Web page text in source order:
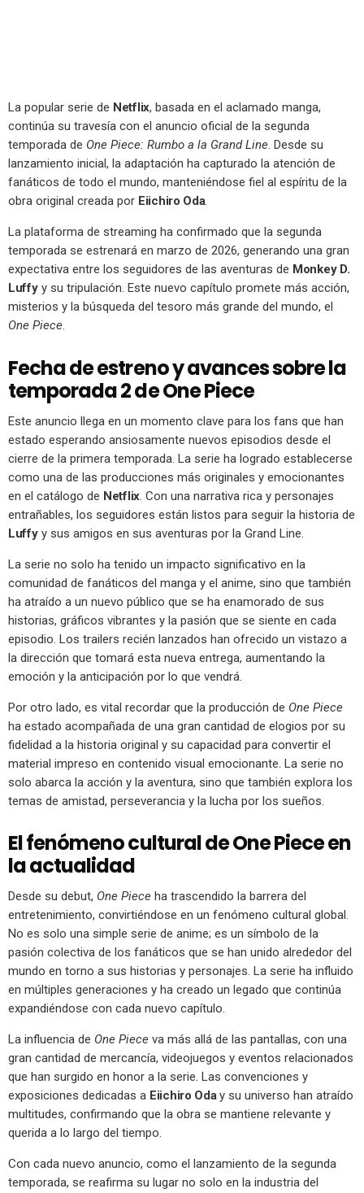
La popular serie de Netflix, basada en el aclamado manga,
continúa su travesía con el anuncio oficial de la segunda
temporada de One Piece: Rumbo a la Grand Line. Desde su
lanzamiento inicial, la adaptación ha capturado la atención de
fanáticos de todo el mundo, manteniéndose fiel al espíritu de la
obra original creada por Eiichiro Oda.
La plataforma de streaming ha confirmado que la segunda
temporada se estrenará en marzo de 2026, generando una gran
expectativa entre los seguidores de las aventuras de Monkey D.
Luffyy su tripulación. Este nuevo capítulo promete más acción,
misterios y la búsqueda del tesoro más grande del mundo, el
One Piece.
Fecha de estreno y avances sobre la
temporada 2 de One Piece
Este anuncio llega en un momento clave para los fans que han
estado esperando ansiosamente nuevos episodios desde el
cierre de la primera temporada. La serie ha logrado establecerse
como una de las producciones más originales y emocionantes
en el catálogo de Netflix. Con una narrativa rica y personajes
entrañables, los seguidores están listos para seguir la historia de
Luffyy sus amigos en sus aventuras por la Grand Line.
La serie no solo ha tenido un impacto significativo en la
comunidad de fanáticos del manga y el anime, sino que también
ha atraído a un nuevo público que se ha enamorado de sus
historias, gráficos vibrantes y la pasión que se siente en cada
episodio. Los trailers recién lanzados han ofrecido un vistazo a
la dirección que tomará esta nueva entrega, aumentando la
emoción y la anticipación por lo que vendrá.
Por otro lado, es vital recordar que la producción de One Piece
ha estado acompañada de una gran cantidad de elogios por su
fidelidad a la historia original y su capacidad para convertir el
material impreso en contenido visual emocionante. La serie no
solo abarca la acción y la aventura, sino que también explora los
temas de amistad, perseverancia y la lucha por los sueños.
El fenómeno cultural de One Piece en
la actualidad
Desde su debut, One Piece ha trascendido la barrera del
entretenimiento, convirtiéndose en un fenómeno cultural global.
No es solo una simple serie de anime; es un símbolo de la
pasión colectiva de los fanáticos que se han unido alrededor del
mundo en torno a sus historias y personajes. La serie ha influido
en múltiples generaciones y ha creado un legado que continúa
expandiéndose con cada nuevo capítulo.
La influencia de One Piece va más allá de las pantallas, con una
gran cantidad de mercancía, videojuegos y eventos relacionados
que han surgido en honor a la serie. Las convenciones y
exposiciones dedicadas a Eiichiro Oday su universo han atraído
multitudes, confirmando que la obra se mantiene relevante y
querida a lo largo del tiempo.
Con cada nuevo anuncio, como el lanzamiento de la segunda
temporada, se reafirma su lugar no solo en la industria del